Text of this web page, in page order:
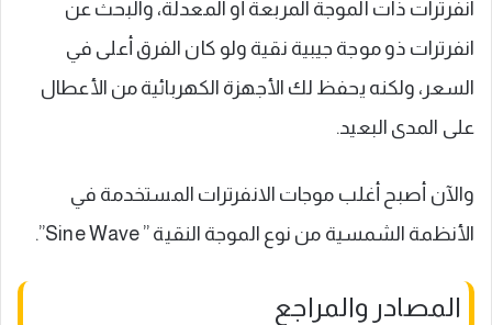
انفرترات ذات الموجة المربعة أو المعدلة، والبحث عن
انفرترات ذو موجة جيبية نقية ولو كان الفرق أعلى في
السعر، ولكنه يحفظ لك الأجهزة الكهربائية من الأعطال
على المدى البعيد.
والآن أصبح أغلب موجات الانفرترات المستخدمة في
الأنظمة الشمسية من نوع الموجة النقية ” Sine Wave”.
المصادر والمراجع